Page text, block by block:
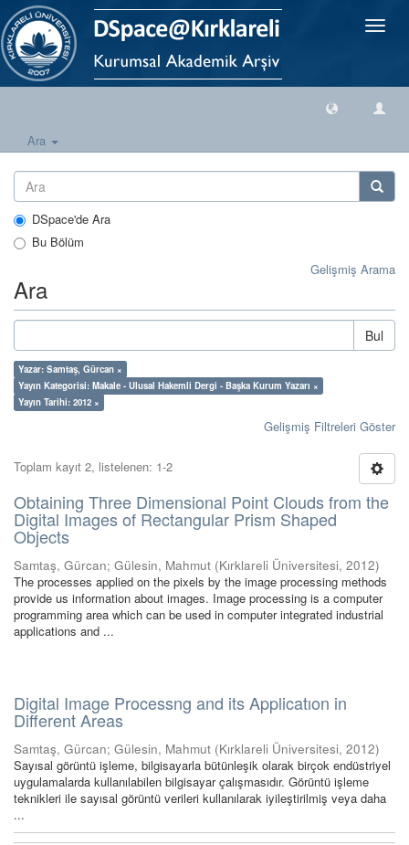
Geçiş
Ara
DSpace'de Ara
Bu Bölüm
Gelişmiş Arama
Ara
Bul
Yazar: Samtaş, Gürcan ×
Yayın Kategorisi: Makale - Ulusal Hakemli Dergi - Başka Kurum Yazarı ×
Yayın Tarihi: 2012 ×
Gelişmiş Filtreleri Göster
Toplam kayıt 2, listelenen: 1-2
Obtaining Three Dimensional Point Clouds from the
Digital Images of Rectangular Prism Shaped
Objects
Samtaş, Gürcan; Gülesin, Mahmut (Kırklareli Üniversitesi, 2012)
The processes applied on the pixels by the image processing methods
provide us information about images. Image processing is a computer
programming area which can be used in computer integrated industrial
applications and ...
Digital Image Processng and its Applicatıon in
Different Areas
Samtaş, Gürcan; Gülesin, Mahmut (Kırklareli Üniversitesi, 2012)
Sayısal görüntü işleme, bilgisayarla bütünleşik olarak birçok endüstriyel
uygulamalarda kullanılabilen bilgisayar çalışmasıdır. Görüntü işleme
teknikleri ile sayısal görüntü verileri kullanılarak iyileştirilmiş veya daha
...